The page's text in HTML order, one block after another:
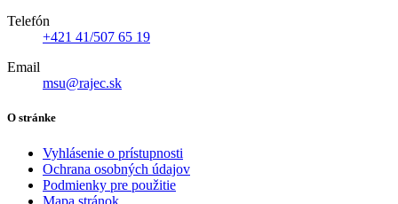
Telefón
+421 41/507 65 19
Email
msu@rajec.sk
O stránke
Vyhlásenie o prístupnosti
Ochrana osobných údajov
Podmienky pre použitie
Mapa stránok